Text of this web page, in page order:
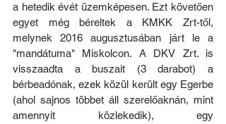
a hetedik évét üzemképesen. Ezt követően
egyet még béreltek a KMKK Zrt-től,
melynek 2016 augusztusában járt le a
"mandátuma" Miskolcon. A DKV Zrt. is
visszaadta a buszait (3 darabot) a
bérbeadónak, ezek közül került egy Egerbe
(ahol sajnos többet áll szerelőaknán, mint
amennyit közlekedik), egy